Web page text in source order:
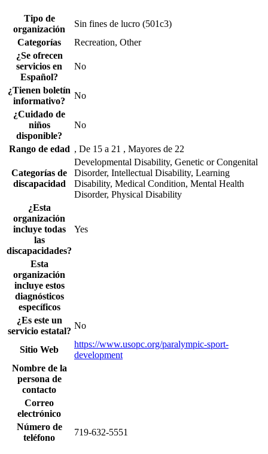
Tipo de
organización
Sin fines de lucro (501c3)
Categorías
Recreation, Other
¿Se ofrecen
servicios en
Español?
No
¿Tienen boletín
informativo?
No
¿Cuidado de
niños
disponible?
No
Rango de edad , De 15 a 21 , Mayores de 22
Categorías de
discapacidad
Developmental Disability, Genetic or Congenital
Disorder, Intellectual Disability, Learning
Disability, Medical Condition, Mental Health
Disorder, Physical Disability
¿Esta
organización
incluye todas
las
discapacidades?
Yes
Esta
organización
incluye estos
diagnósticos
específicos
¿Es este un
servicio estatal?
No
Sitio Web
https://www.usopc.org/paralympic-sport-
development
Nombre de la
persona de
contacto
Correo
electrónico
Número de
teléfono
719-632-5551